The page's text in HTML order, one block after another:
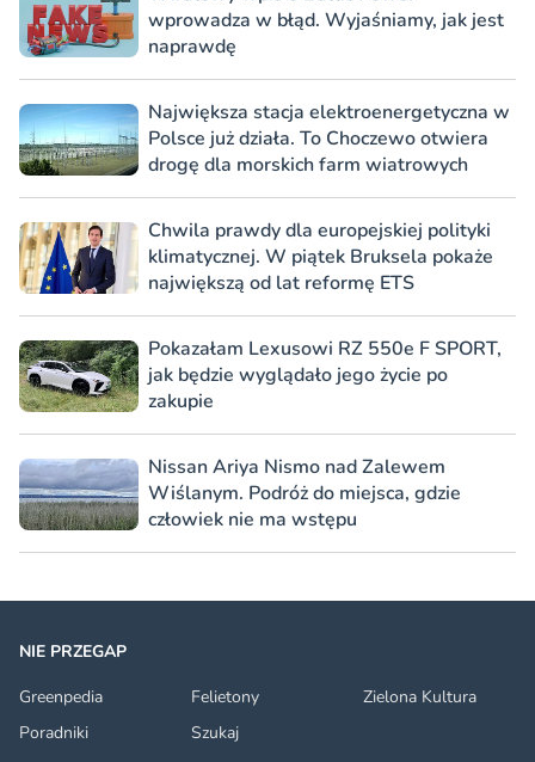
wprowadza w błąd. Wyjaśniamy, jak jest
naprawdę
Największa stacja elektroenergetyczna w
Polsce już działa. To Choczewo otwiera
drogę dla morskich farm wiatrowych
Chwila prawdy dla europejskiej polityki
klimatycznej. W piątek Bruksela pokaże
największą od lat reformę ETS
Pokazałam Lexusowi RZ 550e F SPORT,
jak będzie wyglądało jego życie po
zakupie
Nissan Ariya Nismo nad Zalewem
Wiślanym. Podróż do miejsca, gdzie
człowiek nie ma wstępu
NIE PRZEGAP
Greenpedia
Felietony
Zielona Kultura
Poradniki
Szukaj